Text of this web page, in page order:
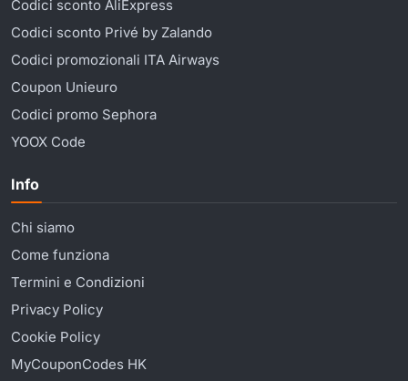
Codici sconto AliExpress
Codici sconto Privé by Zalando
Codici promozionali ITA Airways
Coupon Unieuro
Codici promo Sephora
YOOX Code
Info
Chi siamo
Come funziona
Termini e Condizioni
Privacy Policy
Cookie Policy
MyCouponCodes HK